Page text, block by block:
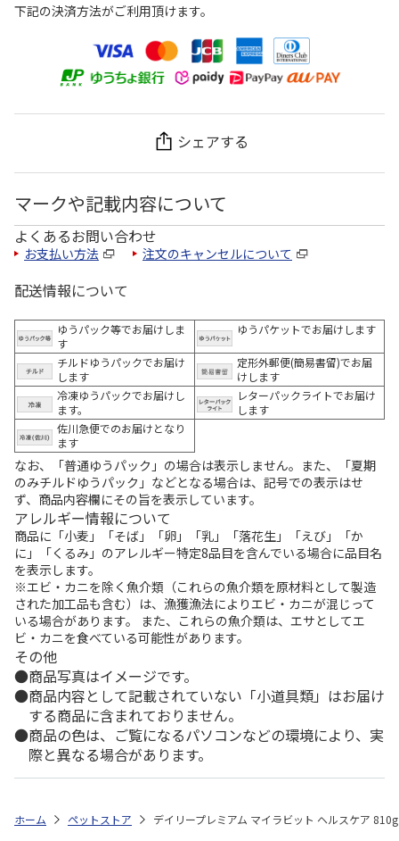
下記の決済方法がご利用頂けます。
シェアする
マークや記載内容について
よくあるお問い合わせ
お支払い方法 注文のキャンセルについて
配送情報について
ゆうパック等でお届けしま
す
ゆうパケットでお届けします
チルドゆうパックでお届け
します
定形外郵便(簡易書留)でお届
けします
冷凍ゆうパックでお届けし
ます。
レターパックライトでお届け
します
佐川急便でのお届けとなり
ます
なお、「普通ゆうパック」の場合は表示しません。また、「夏期
のみチルドゆうパック」などとなる場合は、記号での表示はせ
ず、商品内容欄にその旨を表示しています。
アレルギー情報について
商品に「小麦」「そば」「卵」「乳」「落花生」「えび」「か
に」「くるみ」のアレルギー特定8品目を含んでいる場合に品目名
を表示します。
※エビ・カニを除く魚介類（これらの魚介類を原材料として製造
された加工品も含む）は、漁獲漁法によりエビ・カニが混じって
いる場合があります。 また、これらの魚介類は、エサとしてエ
ビ・カニを食べている可能性があります。
その他
商品写真はイメージです。
商品内容として記載されていない「小道具類」はお届け
する商品に含まれておりません。
商品の色は、ご覧になるパソコンなどの環境により、実
際と異なる場合があります。
ホーム ペットストア デイリープレミアム マイラビット ヘルスケア 810g